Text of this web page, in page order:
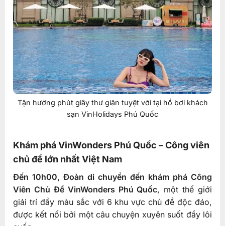
Tận hưởng phút giây thư giãn tuyệt vời tại hồ bơi khách
sạn VinHolidays Phú Quốc
Khám phá VinWonders Phú Quốc – Công viên
chủ đề lớn nhất Việt Nam
Đến 10h00, Đoàn di chuyển đến khám phá Công
Viên Chủ Đề VinWonders Phú Quốc, một thế giới
giải trí đầy màu sắc với 6 khu vực chủ đề độc đáo,
được kết nối bởi một câu chuyện xuyên suốt đầy lôi